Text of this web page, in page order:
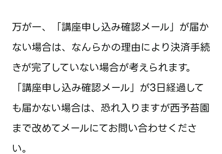
万が一、「講座申し込み確認メール」が届か
ない場合は、なんらかの理由により決済手続
きが完了していない場合が考えられます。
「講座申し込み確認メール」が3日経過して
も届かない場合は、恐れ入りますが西予苔園
まで改めてメールにてお問い合わせくださ
い。